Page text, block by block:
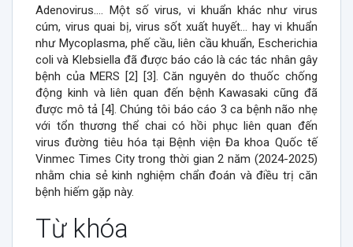
Adenovirus…. Một số virus, vi khuẩn khác như virus
cúm, virus quai bị, virus sốt xuất huyết… hay vi khuẩn
như Mycoplasma, phế cầu, liên cầu khuẩn, Escherichia
coli và Klebsiella đã được báo cáo là các tác nhân gây
bệnh của MERS [2] [3]. Căn nguyên do thuốc chống
động kinh và liên quan đến bệnh Kawasaki cũng đã
được mô tả [4]. Chúng tôi báo cáo 3 ca bệnh não nhẹ
với tổn thương thể chai có hồi phục liên quan đến
virus đường tiêu hóa tại Bệnh viện Đa khoa Quốc tế
Vinmec Times City trong thời gian 2 năm (2024-2025)
nhằm chia sẻ kinh nghiệm chẩn đoán và điều trị căn
bệnh hiếm gặp này.
Từ khóa